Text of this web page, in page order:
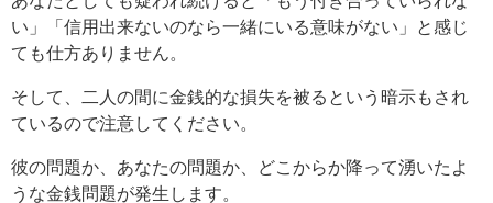
い」「信用出来ないのなら一緒にいる意味がない」と感じ
ても仕方ありません。
そして、二人の間に金銭的な損失を被るという暗示もされ
ているので注意してください。
彼の問題か、あなたの問題か、どこからか降って湧いたよ
うな金銭問題が発生します。